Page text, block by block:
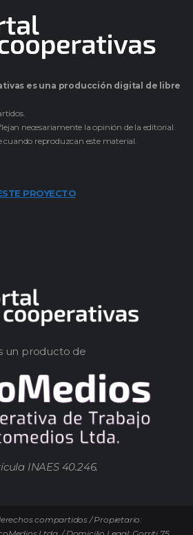
es una producción digital de libre
necesariamente la opinión de la editorial.
reproduzcan este material.
PROYECTO
un producto de
INAES 40.246.
compartidos / Propietario: